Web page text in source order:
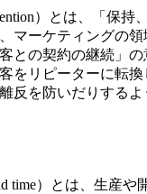
）とは、「保持
マーケティングの
との契約の継続」の
をリピーターに転
反を防いだりする
time）とは、生産や